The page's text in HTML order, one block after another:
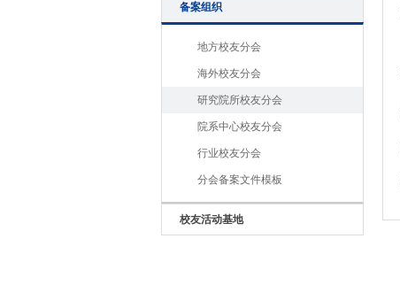
备案组织
地方校友分会
海外校友分会
研究院所校友分会
院系中心校友分会
行业校友分会
分会备案文件模板
校友活动基地